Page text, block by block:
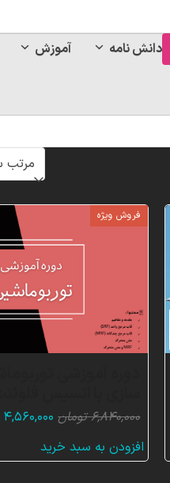
آموزش دانش نامه
فروش ویژه
۶,۸۴۰,۰۰۰ تومان قیمت
۴,۵۶۰,۰۰۰
افزودن به سبد خرید